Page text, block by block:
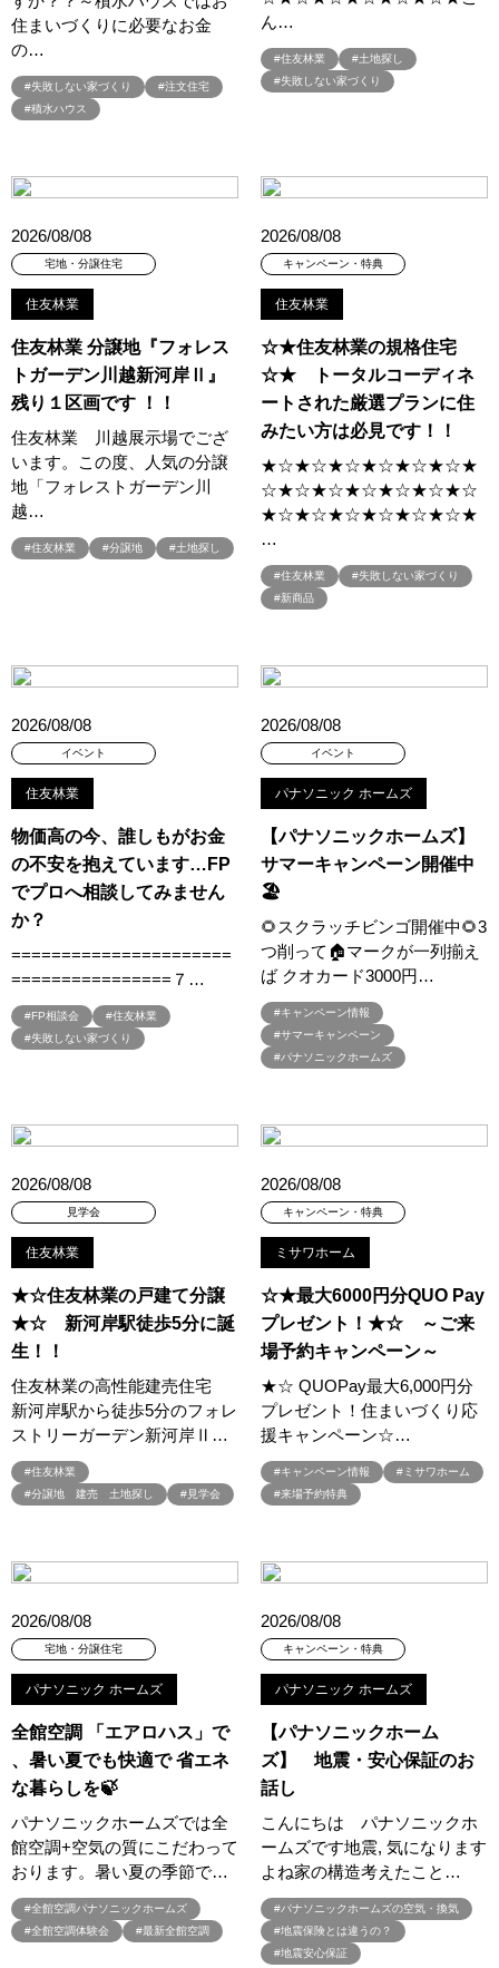
#オーナー様宅家庭訪問 #オーナー様宅見学
#オーナ様宅見学会 #オープン
#オープンハウス #オープンハウス・アーキテクト #オープン記念
#カタログ
#キッチンカー #キッチン収納 #キャンペーン
#キャンペーン情報 #キャンペーン開催中 #キラテックタイル
#クアトロ断熱フェア #クチーナ #クッキング
#クリスマス #クリスマスツリー
#クリニック #クレバリーホーム
#グッズプレゼント #グットデザイン賞受賞歴有り
#グッドデザイン賞 #グランスマート #グランドオープン
#グレードアップ #グレードアップキャンペーン
#グレードアッププレゼント特典 #ゲーム #コストパフォーマンス
#コスパ #コンシェルジュ #ゴールデンウイーク #サッシ
#ショールーム見学 #シールづくり #ジャパンディ
#スウェーデンハウス
#スキップフロア
#スペシャルイベント #スマホで気軽に #セキスイハイム
#セミオーダー #セミナー #セルフ撮影会
#セレクトプレミアム #ソーラー #タイル #タイルの家
#タマホーム #タワーマンション #ダイワハウス
#ダイワハウスインスタグラム #ダイワ錦糸町展示場
#ディズニー #デザイナー
#デザイナーズハウス #デザイナー設計 #デザイン
#デザインオフィス監修 #デザインセミナー #デザイン住宅
#トヨタホーム #トヨタホーム東京 #トヨタホ－ム
#ナイトツアー #ナフサショック #ニジマス
#バス見学会
#パズルハント #パナソニックホームズ
#パナソニックホームズの分譲 #パナソニックホームズの家
#パナソニックホームズの空気・換気 #パナソニックホームズ全館空調
#パナソニックホームズ防災の家 #パナソニックホームズ５階建て
#パパママ応援ショツプ #パンソニックホームズ #ヒノキ
#ヒノキヤ #ピクニック
#ピクニックデイ #ファイナンシャルプランナー
#ファーストオーナー募集 #フェア #フェア開催
#フェア開催中 #フルコースメニュー #フロントオープン型食洗機
#プラン #プランのセカンドオピニオン #プランニング
#プランニングフェア #プランプレゼント #プラン作成
#プロに聞く土地探し #ヘーベルハウス #ペアローン
#ペアローンメリット＆デメリット #ペット #ペットとお出掛け
#ペットと暮らす #ペットと暮らす家 #ペットに優しい家
#ペットに優しい家作り #ペットも喜ぶ家
#ペットも心地よい暮らし #ペット可 #ペット可能
#ホワイトデー #ホームエレベーター採用住宅
#ポイントプレゼント #ポウハウス #ポラス
#ポラスの注文住宅 #ポラスグループ
#マイホームフェア #マイホーム相談会 #マイホーム計画
#マッチング #マルシェ #マンション #ミサワホーム
#メタバース展示場 #メディア掲載 #モデルハウス
#モデルハウス #モデルハウス見学会 #モデルモニター募集
住まいづくりに必要なお金
の…
#失敗しない家づくり
#注文住宅
#積水ハウス
ん…
#住友林業
#土地探し
#失敗しない家づくり
2026/08/08
宅地・分譲住宅
住友林業
住友林業 分譲地『フォレス
トガーデン川越新河岸Ⅱ』
残り１区画です ！！
住友林業 川越展示場でござ
います。この度、人気の分譲
地「フォレストガーデン川
越…
#住友林業 #分譲地 #土地探し
2026/08/08
キャンペーン・特典
住友林業
☆★住友林業の規格住宅
☆★ トータルコーディネ
ートされた厳選プランに住
みたい方は必見です！！
★☆★☆★☆★☆★☆★☆★
☆★☆★☆★☆★☆★☆★☆
★☆★☆★☆★☆★☆★☆★
…
#住友林業
#失敗しない家づくり
#新商品
2026/08/08
イベント
住友林業
物価高の今、誰しもがお金
の不安を抱えています…FP
でプロへ相談してみません
か？
======================
================７…
#FP相談会
#住友林業
#失敗しない家づくり
2026/08/08
イベント
パナソニック ホームズ
【パナソニックホームズ】
サマーキャンペーン開催中
🏖️
🌻スクラッチビンゴ開催中🌻3
つ削って🏠マークが一列揃え
ば クオカード3000円…
#キャンペーン情報
#サマーキャンペーン
#パナソニックホームズ
2026/08/08
見学会
住友林業
★☆住友林業の戸建て分譲
★☆ 新河岸駅徒歩5分に誕
生！！
住友林業の高性能建売住宅
新河岸駅から徒歩5分のフォレ
ストリーガーデン新河岸Ⅱ…
#住友林業
#分譲地 建売 土地探し
#見学会
2026/08/08
キャンペーン・特典
ミサワホーム
☆★最大6000円分QUO Pay
プレゼント！★☆ ～ご来
場予約キャンペーン～
★☆ QUOPay最大6,000円分
プレゼント！住まいづくり応
援キャンペーン☆…
#キャンペーン情報
#ミサワホーム
#来場予約特典
2026/08/08
宅地・分譲住宅
パナソニック ホームズ
全館空調 「エアロハス」で
、暑い夏でも快適で 省エネ
な暮らしを🍃
パナソニックホームズでは全
館空調+空気の質にこだわって
おります。暑い夏の季節で…
#全館空調パナソニックホームズ
#全館空調体験会
#最新全館空調
2026/08/08
キャンペーン・特典
パナソニック ホームズ
【パナソニックホーム
ズ】 地震・安心保証のお
話し
こんにちは パナソニックホ
ームズです地震, 気になります
よね家の構造考えたこと…
#パナソニックホームズの空気・換気
#地震保険とは違うの？
#地震安心保証